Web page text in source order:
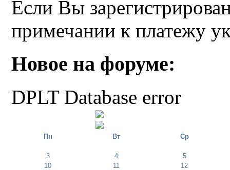
Если Вы
примечании к платежу
Новое на форуме:
DPLT Database error
Пн Вт Ср
3 4
5
10
11
12